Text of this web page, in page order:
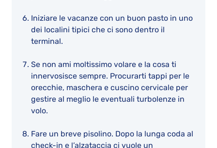
Iniziare le vacanze con un buon pasto in uno
dei localini tipici che ci sono dentro il
terminal.
Se non ami moltissimo volare e la cosa ti
innervosisce sempre. Procurarti tappi per le
orecchie, maschera e cuscino cervicale per
gestire al meglio le eventuali turbolenze in
volo.
Fare un breve pisolino. Dopo la lunga coda al
check-in e l’alzataccia ci vuole un